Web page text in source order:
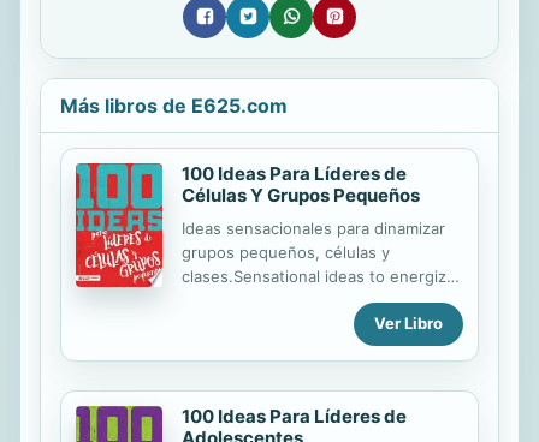
Más libros de E625.com
100 Ideas Para Líderes de
Células Y Grupos Pequeños
Ideas sensacionales para dinamizar
grupos pequeños, células y
clases.Sensational ideas to energize
your small-group ministry.
Ver Libro
100 Ideas Para Líderes de
Adolescentes